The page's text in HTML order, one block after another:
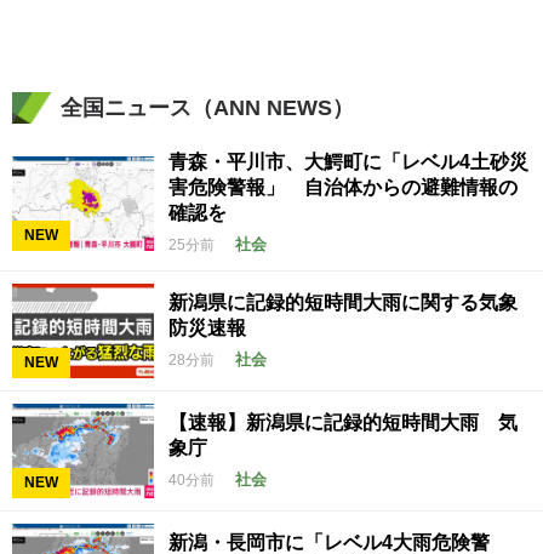
全国ニュース（ANN NEWS）
NEW
青森・平川市、大鰐町に「レベル4土砂災
害危険警報」 自治体からの避難情報の
確認を
25分前 社会
NEW
新潟県に記録的短時間大雨に関する気象
防災速報
28分前 社会
NEW
【速報】新潟県に記録的短時間大雨 気
象庁
40分前 社会
新潟・長岡市に「レベル4大雨危険警